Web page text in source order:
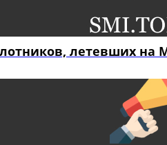
летевших на